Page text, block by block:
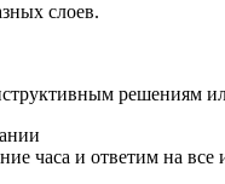
слоев.
решениям
часа и ответим на